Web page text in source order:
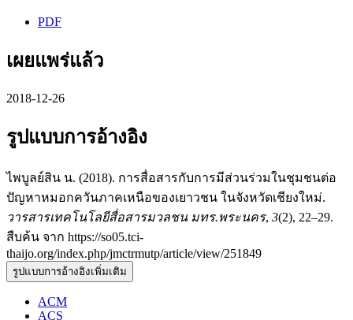
PDF
เผยแพร่แล้ว
2018-12-26
รูปแบบการอ้างอิง
ไพบูลย์สิน น. (2018). การสื่อสารกับการมีส่วนร่วมในชุมชนต่อ
ปัญหาหมอกควันภาคเหนือของเยาวชน ในจังหวัดเชียงใหม่.
วารสารเทคโนโลยีสื่อสารมวลชน มทร.พระนคร, 3(2), 22–29.
สืบค้น จาก https://so05.tci-
thaijo.org/index.php/jmctrmutp/article/view/251849
รูปแบบการอ้างอิงเพิ่มเติม
ACM
ACS